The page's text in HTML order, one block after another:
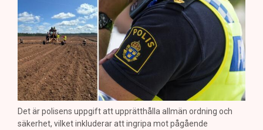
Det är polisens uppgift att upprätthålla allmän ordning och
säkerhet, vilket inkluderar att ingripa mot pågående